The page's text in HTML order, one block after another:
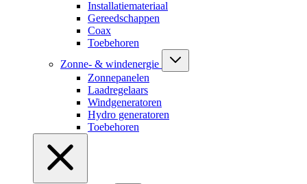
Installatiemateriaal
Gereedschappen
Coax
Toebehoren
Zonne- & windenergie
Zonnepanelen
Laadregelaars
Windgeneratoren
Hydro generatoren
Toebehoren